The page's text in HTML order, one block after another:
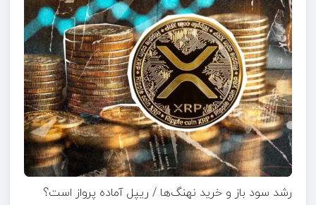
رشد سود باز و خرید نهنگ‌ها / ریپل آماده پرواز است؟